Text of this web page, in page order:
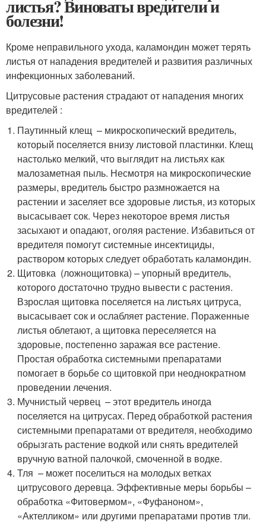
листья? Виноваты вредители и
болезни!
Кроме неправильного ухода, каламондин может терять
листья от нападения вредителей и развития различных
инфекционных заболеваний.
Цитрусовые растения страдают от нападения многих
вредителей :
Паутинный клещ – микроскопический вредитель,
который поселяется внизу листовой пластинки. Клещ
настолько мелкий, что выглядит на листьях как
малозаметная пыль. Несмотря на микроскопические
размеры, вредитель быстро размножается на
растении и заселяет все здоровые листья, из которых
высасывает сок. Через некоторое время листья
засыхают и опадают, оголяя растение. Избавиться от
вредителя помогут системные инсектициды,
раствором которых следует обработать каламондин.
Щитовка (ложнощитовка) – упорный вредитель,
которого достаточно трудно вывести с растения.
Взрослая щитовка поселяется на листьях цитруса,
высасывает сок и ослабляет растение. Пораженные
листья облетают, а щитовка переселяется на
здоровые, постепенно заражая все растение.
Простая обработка системными препаратами
помогает в борьбе со щитовкой при неоднократном
проведении лечения.
Мучнистый червец – этот вредитель иногда
поселяется на цитрусах. Перед обработкой растения
системными препаратами от вредителя, необходимо
обрызгать растение водкой или снять вредителей
вручную ватной палочкой, смоченной в водке.
Тля – может поселиться на молодых ветках
цитрусового деревца. Эффективные меры борьбы –
обработка «Фитовермом», «Фуфаноном»,
«Актелликом» или другими препаратами против тли.